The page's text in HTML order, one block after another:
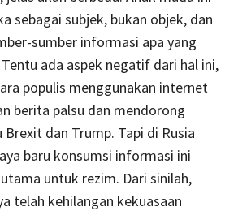
sebagai subjek, bukan objek, dan
sumber informasi apa yang
ada aspek negatif dari hal ini,
populis menggunakan internet
berita palsu dan mendorong
dan Trump. Tapi di Rusia
baru konsumsi informasi ini
untuk rezim. Dari sinilah,
telah kehilangan kekuasaan